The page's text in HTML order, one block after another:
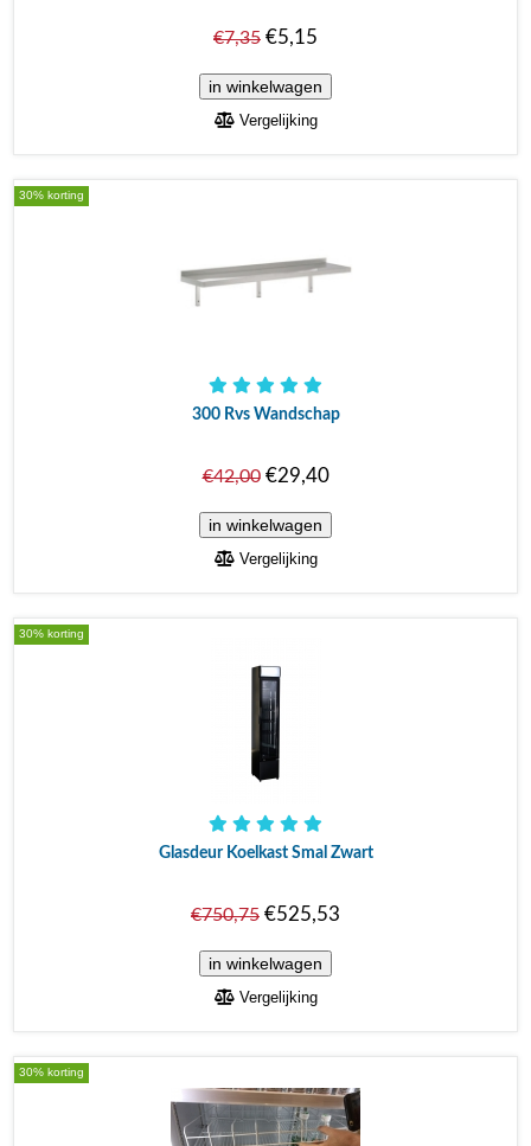
€7,35 €5,15
Vergelijking
30% korting
300 Rvs Wandschap
€42,00€29,40
Vergelijking
30% korting
Glasdeur Koelkast Smal Zwart
€750,75 €525,53
Vergelijking
30% korting